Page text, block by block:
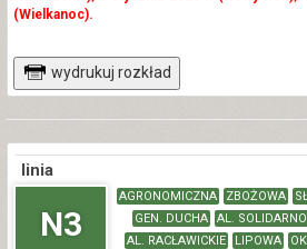
(Wielkanoc).
wydrukuj rozkład
linia
N3
AGRONOMICZNA ZBOŻOWA
GEN. DUCHA
AL.
AL. RACŁAWICKIE
LIPOWA